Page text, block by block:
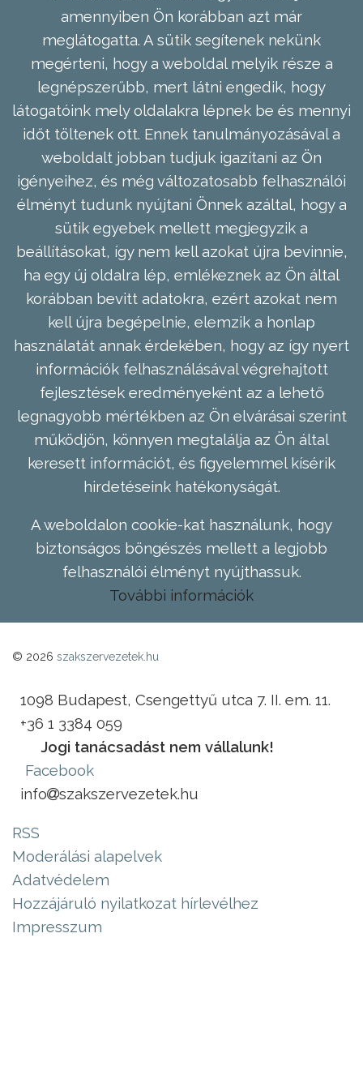
amennyiben Ön korábban azt már
meglátogatta. A sütik segítenek nekünk
megérteni, hogy a weboldal melyik része a
legnépszerűbb, mert látni engedik, hogy
látogatóink mely oldalakra lépnek be és mennyi
időt töltenek ott. Ennek tanulmányozásával a
weboldalt jobban tudjuk igazítani az Ön
igényeihez, és még változatosabb felhasználói
élményt tudunk nyújtani Önnek azáltal, hogy a
sütik egyebek mellett megjegyzik a
beállításokat, így nem kell azokat újra bevinnie,
ha egy új oldalra lép, emlékeznek az Ön által
korábban bevitt adatokra, ezért azokat nem
kell újra begépelnie, elemzik a honlap
használatát annak érdekében, hogy az így nyert
információk felhasználásával végrehajtott
fejlesztések eredményeként az a lehető
legnagyobb mértékben az Ön elvárásai szerint
működjön, könnyen megtalálja az Ön által
keresett információt, és figyelemmel kísérik
hirdetéseink hatékonyságát.
A weboldalon cookie-kat használunk, hogy
biztonságos böngészés mellett a legjobb
felhasználói élményt nyújthassuk.
További információk
© 2026 szakszervezetek.hu
1098 Budapest, Csengettyű utca 7. II. em. 11.
+36 1 3384 059
Jogi tanácsadást nem vállalunk!
Facebook
info
szakszervezetek.hu
RSS
Moderálási alapelvek
Adatvédelem
Hozzájáruló nyilatkozat hírlevélhez
Impresszum